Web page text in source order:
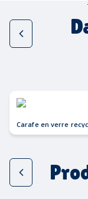
Carafe en verre